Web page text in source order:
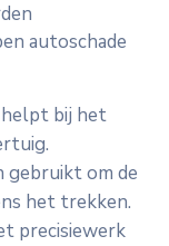
autoschade
helpt bij het
gebruikt om de
het trekken.
precisiewerk